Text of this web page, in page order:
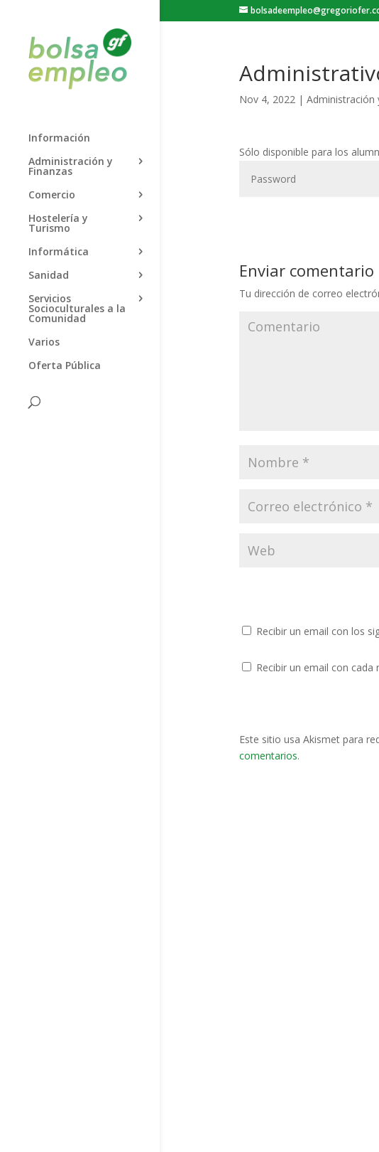
Información
Administración y
Finanzas
Comercio
Hostelería y
Turismo
Informática
Sanidad
Servicios
Socioculturales a la
Comunidad
Varios
Oferta Pública
Nov 4, 2022| Administración
Sólo disponible para los
Enviar comentario
Tu dirección de correo
Recibir un email con los
Recibir un email con cada
Este sitio usa Akismet para
comentarios.